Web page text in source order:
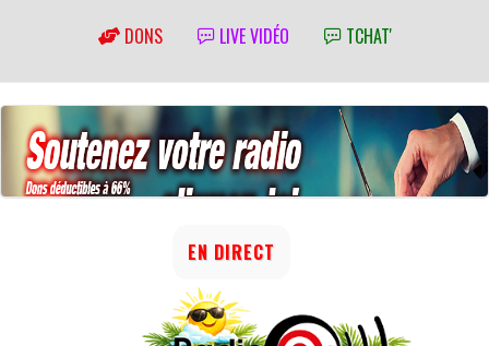
DONS LIVE VIDÉO TCHAT'
EN DIRECT